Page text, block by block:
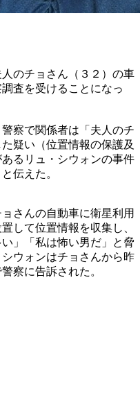
のチョさん（３２）の車
査を受けることになっ
察で関係者は「夫人のチ
疑い（位置情報の保護及
るリュ・シウォンの事件
伝えた。
さんの自動車に衛星利用
して位置情報を収集し、
」「私は怖い男だ」と脅
ウォンはチョさんから昨
察に告訴された。